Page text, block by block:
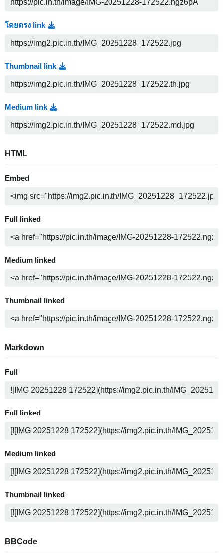
โดยตรง link
Thumbnail link
Medium link
HTML
Embed
Full linked
Medium linked
Thumbnail linked
Markdown
Full
Full linked
Medium linked
Thumbnail linked
BBCode